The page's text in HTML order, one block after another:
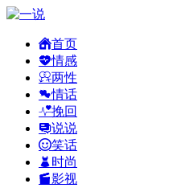
首页
情感
两性
情话
挽回
说说
笑话
时尚
影视